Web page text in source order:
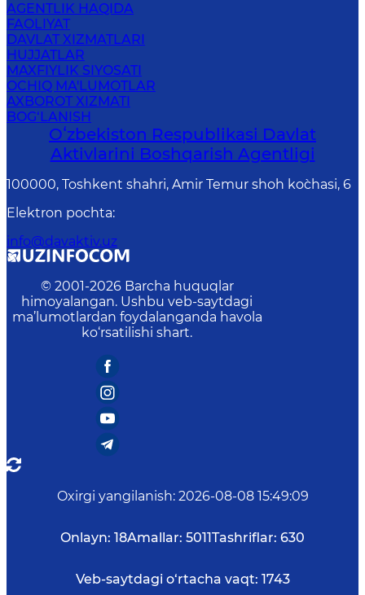
AGENTLIK HAQIDA
FAOLIYAT
DAVLAT XIZMATLARI
HUJJATLAR
MAXFIYLIK SIYOSATI
OCHIQ MA'LUMOTLAR
AXBOROT XIZMATI
BOG‘LANISH
Oʻzbekiston Respublikasi Davlat
Aktivlarini Boshqarish Agentligi
100000, Toshkent shahri, Amir Temur shoh ko`chasi, 6
Elektron pochta:
info@davaktiv.uz
© 2001-2026 Barcha huquqlar
himoyalangan. Ushbu veb-saytdagi
ma’lumotlardan foydalanganda havola
ko‘rsatilishi shart.
Oxirgi yangilanish: 2026-08-08 15:49:09
Onlayn: 18Amallar: 5011Tashriflar: 630
Veb-saytdagi o‘rtacha vaqt: 1743